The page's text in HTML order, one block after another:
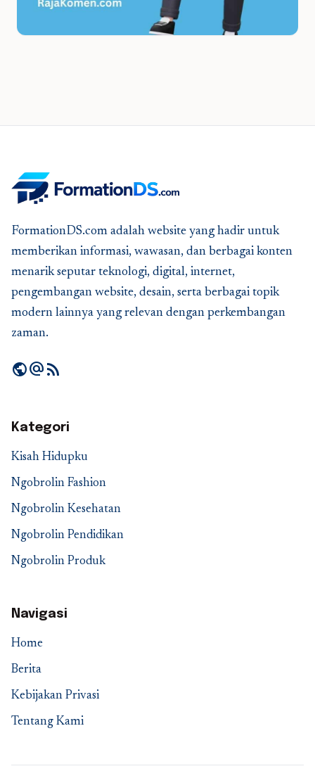
FormationDS.com adalah website yang hadir untuk
memberikan informasi, wawasan, dan berbagai konten
menarik seputar teknologi, digital, internet,
pengembangan website, desain, serta berbagai topik
modern lainnya yang relevan dengan perkembangan
zaman.
publicalternate_emailrss_feed
Kategori
Kisah Hidupku
Ngobrolin Fashion
Ngobrolin Kesehatan
Ngobrolin Pendidikan
Ngobrolin Produk
Navigasi
Home
Berita
Kebijakan Privasi
Tentang Kami